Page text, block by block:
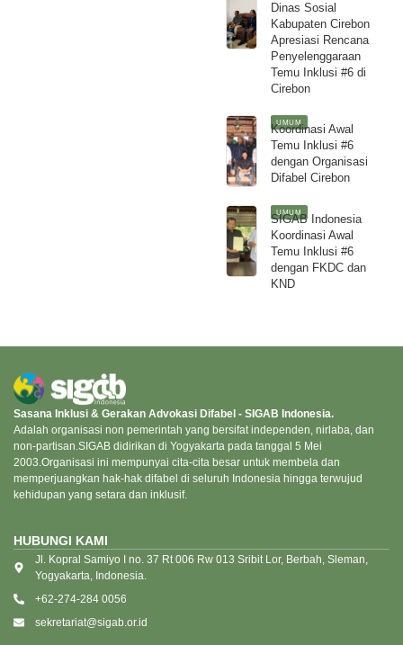
Dinas Sosial
Kabupaten Cirebon
Apresiasi Rencana
Penyelenggaraan
Temu Inklusi #6 di
Cirebon
UMUM
Koordinasi Awal
Temu Inklusi #6
dengan Organisasi
Difabel Cirebon
UMUM
SIGAB Indonesia
Koordinasi Awal
Temu Inklusi #6
dengan FKDC dan
KND
Sasana Inklusi & Gerakan Advokasi Difabel - SIGAB Indonesia.
Adalah organisasi non pemerintah yang bersifat independen, nirlaba, dan
non-partisan.SIGAB didirikan di Yogyakarta pada tanggal 5 Mei
2003.Organisasi ini mempunyai cita-cita besar untuk membela dan
memperjuangkan hak-hak difabel di seluruh Indonesia hingga terwujud
kehidupan yang setara dan inklusif.
HUBUNGI KAMI
Jl. Kopral Samiyo I no. 37 Rt 006 Rw 013 Sribit Lor, Berbah, Sleman,
Yogyakarta, Indonesia.
+62-274-284 0056
sekretariat@sigab.or.id